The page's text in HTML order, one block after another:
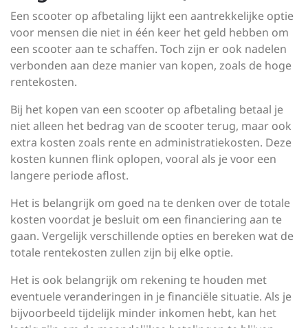
Een scooter op afbetaling lijkt een aantrekkelijke optie
voor mensen die niet in één keer het geld hebben om
een scooter aan te schaffen. Toch zijn er ook nadelen
verbonden aan deze manier van kopen, zoals de hoge
rentekosten.
Bij het kopen van een scooter op afbetaling betaal je
niet alleen het bedrag van de scooter terug, maar ook
extra kosten zoals rente en administratiekosten. Deze
kosten kunnen flink oplopen, vooral als je voor een
langere periode aflost.
Het is belangrijk om goed na te denken over de totale
kosten voordat je besluit om een financiering aan te
gaan. Vergelijk verschillende opties en bereken wat de
totale rentekosten zullen zijn bij elke optie.
Het is ook belangrijk om rekening te houden met
eventuele veranderingen in je financiële situatie. Als je
bijvoorbeeld tijdelijk minder inkomen hebt, kan het